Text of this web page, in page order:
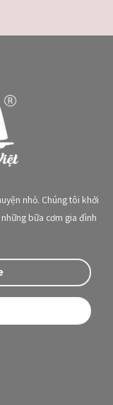
nhỏ. Chúng tôi khởi
bữa cơm gia đình